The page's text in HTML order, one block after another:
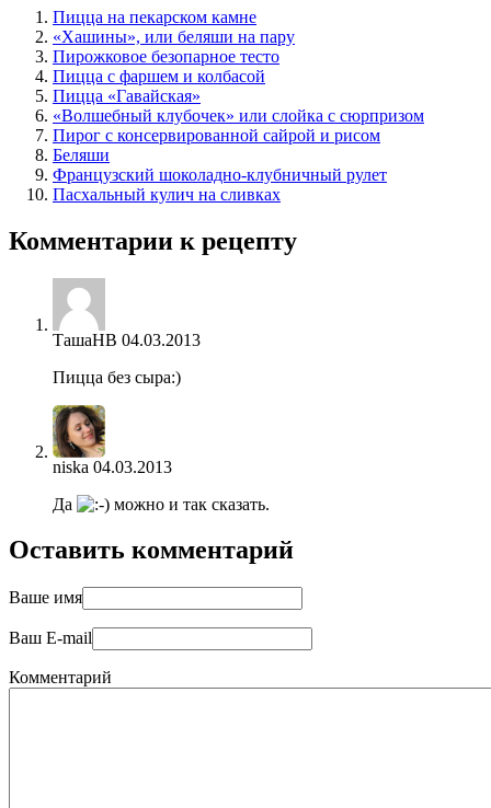
Пицца на пекарском камне
«Хашины», или беляши на пару
Пирожковое безопарное тесто
Пицца с фаршем и колбасой
Пицца «Гавайская»
«Волшебный клубочек» или слойка с сюрпризом
Пирог с консервированной сайрой и рисом
Беляши
Французский шоколадно-клубничный рулет
Пасхальный кулич на сливках
Комментарии к рецепту
ТашаНВ 04.03.2013
Пицца без сыра:)
niska 04.03.2013
Да
можно и так сказать.
Оставить комментарий
Ваше имя
Ваш E-mail
Комментарий